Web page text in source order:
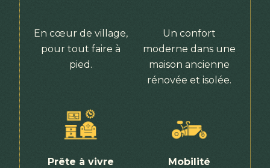
En cœur de village,
pour tout faire à
pied.
Un confort
moderne dans une
maison ancienne
rénovée et isolée.
Prête à vivre Mobilité